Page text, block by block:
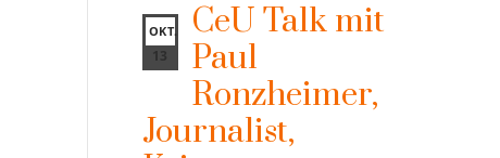
OKT.
13
CeU Talk mit
Paul
Ronzheimer,
Journalist,